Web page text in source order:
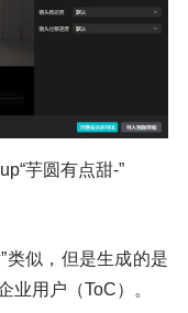
芋圆有点甜-”
类似，但是生成的是
业用户（ToC）。